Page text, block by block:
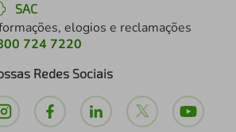
SAC
elogios e reclamações
724 7220
Redes Sociais